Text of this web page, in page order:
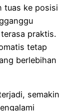
tuas ke posisi
praktis.
tetap
berlebihan
semakin